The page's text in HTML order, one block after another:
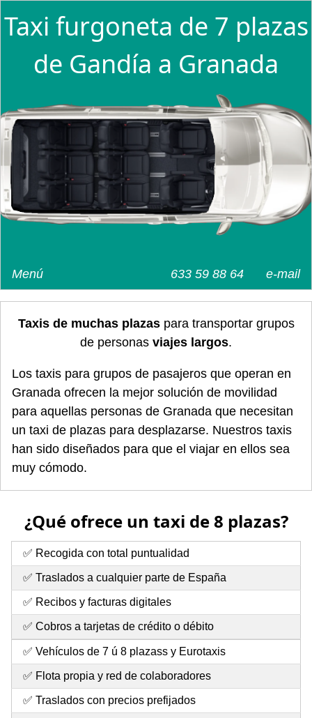
Taxi furgoneta de 7 plazas
de Gandía a Granada
e-mail
633 59 88 64
Menú
Taxis de muchas plazaspara transportar grupos
de personas viajes largos.
Los taxis para grupos de pasajeros que operan en
Granada ofrecen la mejor solución de movilidad
para aquellas personas de Granada que necesitan
un taxi de plazas para desplazarse. Nuestros taxis
han sido diseñados para que el viajar en ellos sea
muy cómodo.
¿Qué ofrece un taxi de 8 plazas?
✅ Recogida con total puntualidad
✅ Traslados a cualquier parte de España
✅ Recibos y facturas digitales
✅ Cobros a tarjetas de crédito o débito
✅ Vehículos de 7 ú 8 plazass y Eurotaxis
✅ Flota propia y red de colaboradores
✅ Traslados con precios prefijados